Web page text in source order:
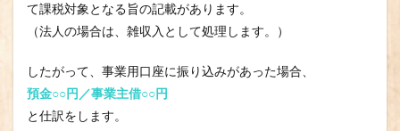
て課税対象となる旨の記載があります。
（法人の場合は、雑収入として処理します。）
したがって、事業用口座に振り込みがあった場合、
預金○○円／事業主借○○円
と仕訳をします。